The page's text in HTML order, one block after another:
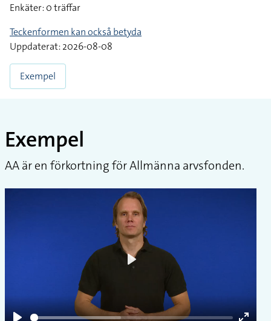
Enkäter: 0 träffar
Teckenformen kan också betyda
Uppdaterat: 2026-08-08
Exempel
Exempel
AA är en förkortning för Allmänna arvsfonden.